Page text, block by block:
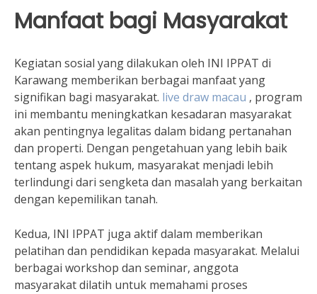
Manfaat bagi Masyarakat
Kegiatan sosial yang dilakukan oleh INI IPPAT di
Karawang memberikan berbagai manfaat yang
signifikan bagi masyarakat. live draw macau , program
ini membantu meningkatkan kesadaran masyarakat
akan pentingnya legalitas dalam bidang pertanahan
dan properti. Dengan pengetahuan yang lebih baik
tentang aspek hukum, masyarakat menjadi lebih
terlindungi dari sengketa dan masalah yang berkaitan
dengan kepemilikan tanah.
Kedua, INI IPPAT juga aktif dalam memberikan
pelatihan dan pendidikan kepada masyarakat. Melalui
berbagai workshop dan seminar, anggota
masyarakat dilatih untuk memahami proses